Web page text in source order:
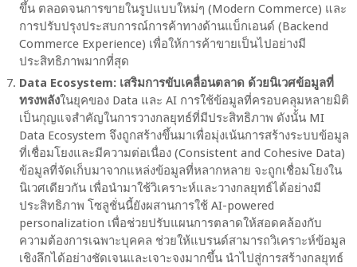
ขึ้น ตลอดจนการขายในรูปแบบใหม่ๆ (Modern Commerce) และ
การปรับปรุงประสบการณ์การค้าทางด้านแบ็กเอนด์ (Backend
Commerce Experience) เพื่อให้การค้าขายเป็นไปอย่างมี
ประสิทธิภาพมากที่สุด
Data Ecosystem: เสริมการขับเคลื่อนตลาด ด้วยนิเวศข้อมูลที่
ทรงพลังในยุคของ Data และ AI การใช้ข้อมูลที่ครอบคลุมหลายมิติ
เป็นกุญแจสำคัญในการวางกลยุทธ์ที่มีประสิทธิภาพ ดังนั้น MI
Data Ecosystem จึงถูกสร้างขึ้นมาเพื่อมุ่งเน้นการสร้างระบบข้อมูล
ที่เชื่อมโยงและมีความต่อเนื่อง (Consistent and Cohesive Data)
ข้อมูลที่จัดเก็บมาจากแหล่งข้อมูลที่หลากหลาย จะถูกเชื่อมโยงใน
นิเวศเดียวกัน เพื่อนำมาใช้วิเคราะห์และวางกลยุทธ์ได้อย่างมี
ประสิทธิภาพ โซลูชั่นนี้ยังผสานการใช้ AI-powered
personalization เพื่อช่วยปรับแผนการตลาดให้สอดคล้องกับ
ความต้องการเฉพาะบุคคล ช่วยให้แบรนด์สามารถวิเคราะห์ข้อมูล
เชิงลึกได้อย่างชัดเจนและเจาะจงมากขึ้น นำไปสู่การสร้างกลยุทธ์